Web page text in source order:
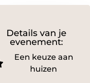
Details van je
evenement:
Een keuze aan
huizen